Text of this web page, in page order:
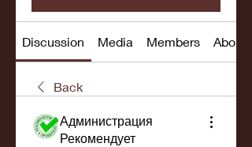
Discussion Media Members About
Back
Администрация
Рекомендует